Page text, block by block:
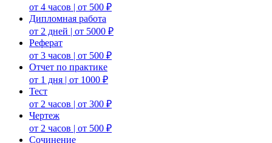
от 4 часов | от 500 ₽
Дипломная работа
от 2 дней | от 5000 ₽
Реферат
от 3 часов | от 500 ₽
Отчет по практике
от 1 дня | от 1000 ₽
Тест
от 2 часов | от 300 ₽
Чертеж
от 2 часов | от 500 ₽
Сочинение